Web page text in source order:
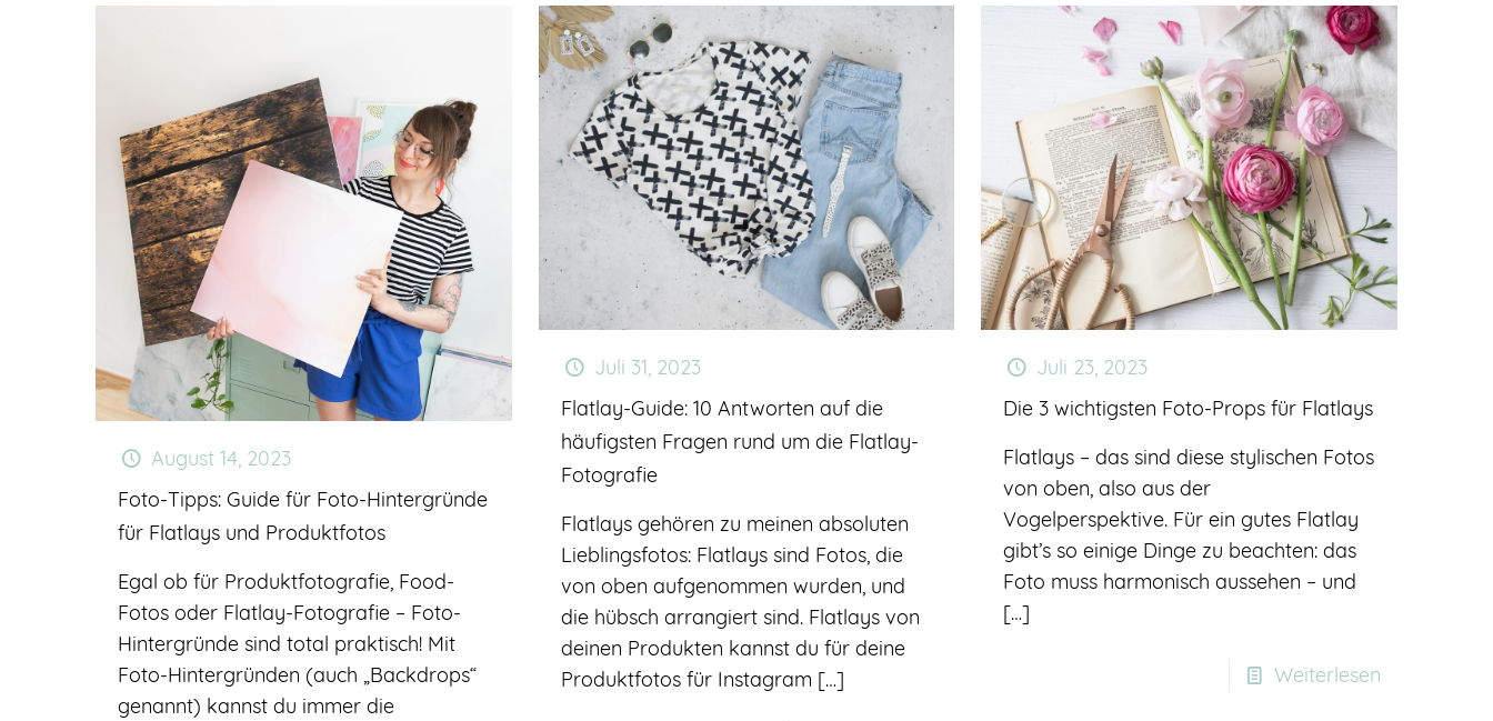
August 14, 2023
Foto-Tipps: Guide für Foto-Hintergründe
für Flatlays und Produktfotos
Egal ob für Produktfotografie, Food-
Fotos oder Flatlay-Fotografie – Foto-
Hintergründe sind total praktisch! Mit
Foto-Hintergründen (auch „Backdrops“
genannt) kannst du immer die
Juli 31, 2023
Flatlay-Guide: 10 Antworten auf die
häufigsten Fragen rund um die Flatlay-
Fotografie
Flatlays gehören zu meinen absoluten
Lieblingsfotos: Flatlays sind Fotos, die
von oben aufgenommen wurden, und
die hübsch arrangiert sind. Flatlays von
deinen Produkten kannst du für deine
Produktfotos für Instagram […]
Juli 23, 2023
Die 3 wichtigsten Foto-Props für Flatlays
Flatlays – das sind diese stylischen Fotos
von oben, also aus der
Vogelperspektive. Für ein gutes Flatlay
gibt’s so einige Dinge zu beachten: das
Foto muss harmonisch aussehen – und
[…]
Weiterlesen